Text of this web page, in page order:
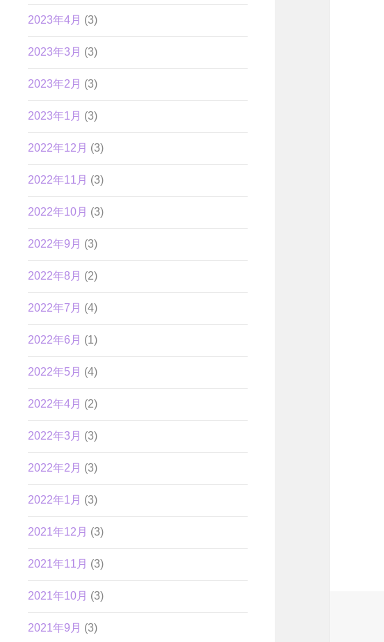
2023年4月 (3)
2023年3月 (3)
2023年2月 (3)
2023年1月 (3)
2022年12月 (3)
2022年11月 (3)
2022年10月 (3)
2022年9月 (3)
2022年8月 (2)
2022年7月 (4)
2022年6月 (1)
2022年5月 (4)
2022年4月 (2)
2022年3月 (3)
2022年2月 (3)
2022年1月 (3)
2021年12月 (3)
2021年11月 (3)
2021年10月 (3)
2021年9月 (3)